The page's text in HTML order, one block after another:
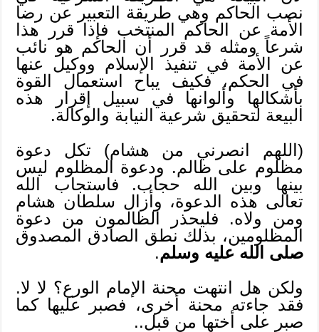
نصب الحاكم وهي طريقة التعبير عن رضا
الأمة عن الحاكم المنتخب فإذا قرر هذا
شرعاً ومثله قد قرر أن الحاكم هو نائب
عن الأمة في تنفيذ الإسلام ووكيل عنها
في الحكم، فكيف يباح استعمال القوة
بأشكالها وألوانها في سبيل إقرار هذه
البيعة لتحقيق شرعية النيابة والوكالة.
(اللهم انصرني من هشام) تكل دعوة
مظلوم على ظالم. ودعوة المظلوم ليس
بينها وبين الله حجاب. فاستجاب الله
تعالى هذه الدعوة، وأزال سلطان هشام
ومن ولاه. فليحذر الظالمون من دعوة
المظلومين، بذلك نطق الصادق المصدوق
صلى الله عليه وسلم.
ولكن هل انتهت محنة الإمام الورع؟ لا لا.
فقد جاءته محنة أخرى، فصبر عليها كما
صبر على أختها من قبل..